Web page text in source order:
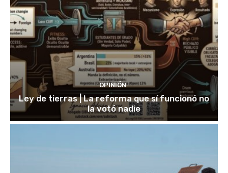
OPINIÓN
Ley de tierras | La reforma que sí funcionó no
la votó nadie